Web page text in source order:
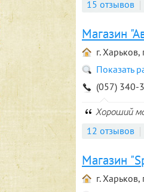
15 отзывов
Магазин
г.
Показать
(057) 340-
Хороший
12 отзывов
Магазин
г. Харьков,